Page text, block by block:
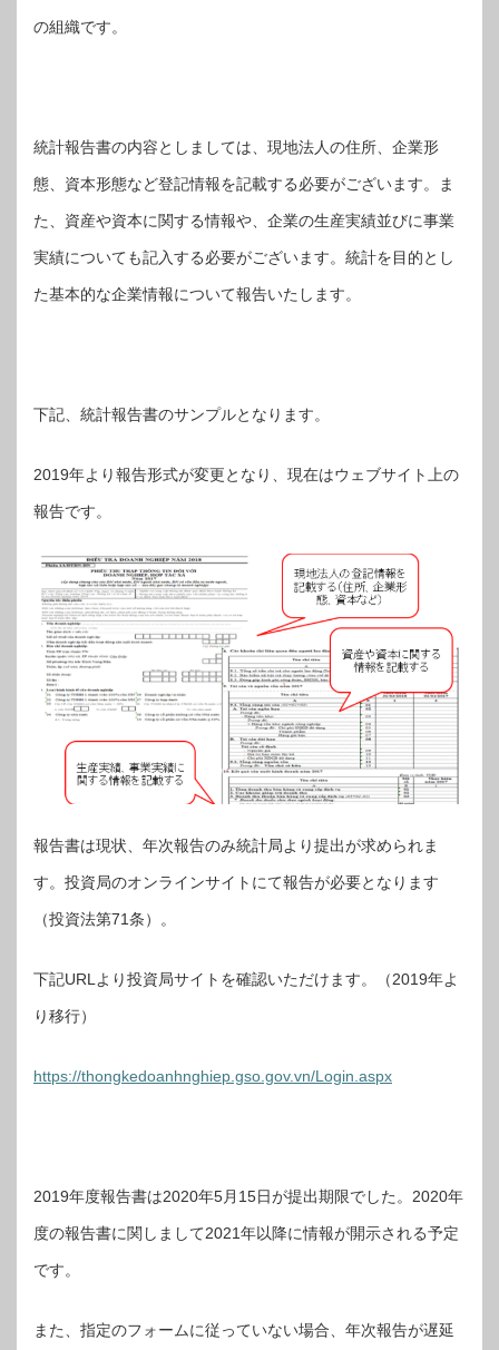
の組織です。
統計報告書の内容としましては、現地法人の住所、企業形
態、資本形態など登記情報を記載する必要がございます。ま
た、資産や資本に関する情報や、企業の生産実績並びに事業
実績についても記入する必要がございます。統計を目的とし
た基本的な企業情報について報告いたします。
下記、統計報告書のサンプルとなります。
2019年より報告形式が変更となり、現在はウェブサイト上の
報告です。
報告書は現状、年次報告のみ統計局より提出が求められま
す。投資局のオンラインサイトにて報告が必要となります
（投資法第71条）。
下記URLより投資局サイトを確認いただけます。（2019年よ
り移行）
https://thongkedoanhnghiep.gso.gov.vn/Login.aspx
2019年度報告書は2020年5月15日が提出期限でした。2020年
度の報告書に関しまして2021年以降に情報が開示される予定
です。
また、指定のフォームに従っていない場合、年次報告が遅延